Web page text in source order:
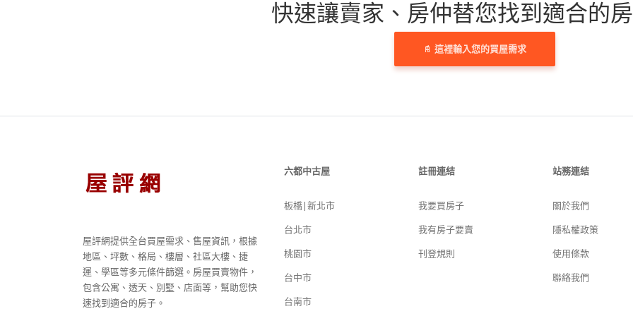
快速讓賣家、房仲替您找到適合的
這裡輸入您的買屋需求
屋評網提供全台買屋需求、售屋資訊，根據
地區、坪數、格局、樓層、社區大樓、捷
運、學區等多元條件篩選。房屋買賣物件，
包含公寓、透天、別墅、店面等，幫助您快
速找到適合的房子。
六都中古屋
板橋|新北市
台北市
桃園市
台中市
台南市
註冊連結
我要買房子
我有房子要賣
刊登規則
站務連結
關於我們
隱私權政策
使用條款
聯絡我們